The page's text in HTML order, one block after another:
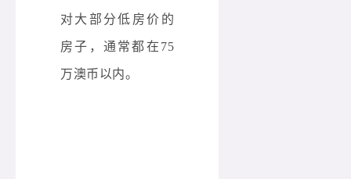
对大部分低房价的
房子，通常都在75
万澳币以内。